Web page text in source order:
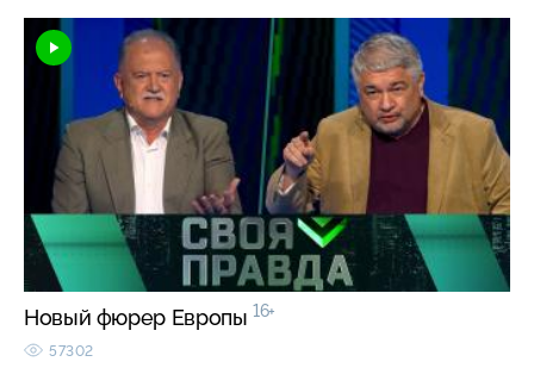
Новый фюрер Европы 16+
57302